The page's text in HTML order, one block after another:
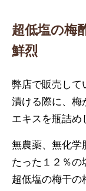
超低塩の梅
鮮烈
弊店で販売して
漬ける際に、梅
エキスを瓶詰め
無農薬、無化学
たった１２％の
超低塩の梅干の